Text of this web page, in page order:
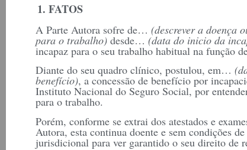
1. FATOS
A Parte Autora sofre de… (descrever a doença
para o trabalho) desde… (data do inicio da
incapaz para o seu trabalho habitual na função
Diante do seu quadro clínico, postulou, em…
benefício), a concessão de benefício por
Instituto Nacional do Seguro Social, por
para o trabalho.
Porém, conforme se extrai dos atestados e
Autora, esta continua doente e sem condições
jurisdicional para ver garantido o seu direito de